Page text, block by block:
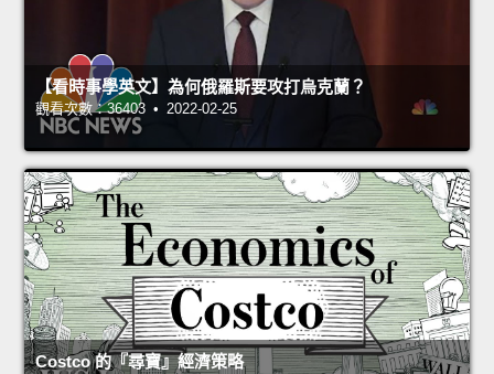
【看時事學英文】為何俄羅斯要攻打烏克蘭？
觀看次數：36403 • 2022-02-25
Costco 的『尋寶』經濟策略